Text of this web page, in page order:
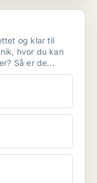
og klar til
Så er de...